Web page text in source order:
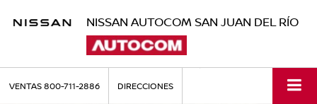
NISSAN AUTOCOM SAN JUAN DEL RÍO
VENTAS800-711-2886 DIRECCIONES